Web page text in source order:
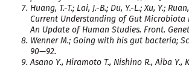
Huang, T.-T.; Lai, J.-B.; Du, Y.-L.; Xu, Y.;
Current Understanding of Gut Microbiota
An Update of Human Studies. Front.
Wenner M.; Going with his gut bacteria;
90—92.
Asano Y., Hiramoto T., Nishino R., Aiba Y.,